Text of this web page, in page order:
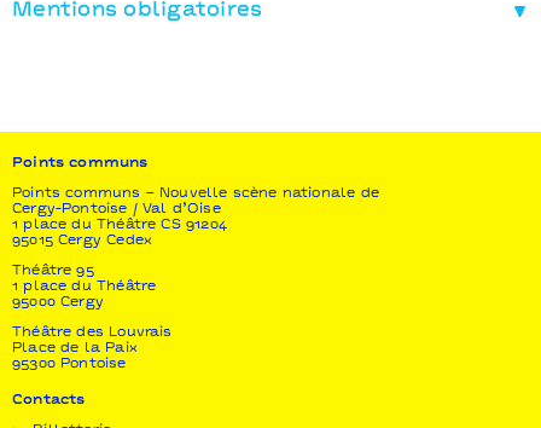
Mentions obligatoires
Coproduction T2G théâtre de Gennevilliers, centre
Avec la participation artistique du Jeune théâtre
national.
VITA NOVA est conventionnée par la DRAC – Île-de-
Le spectacle a été créé en mai 2018 pour L’autre
les élèves comédien·ne·s, scénographes-
Points communs
Points communs – Nouvelle scène nationale de
Cergy-Pontoise / Val d’Oise
1 place du Théâtre CS 91204
95015 Cergy Cedex
Théâtre 95
1 place du Théâtre
95000 Cergy
Théâtre des Louvrais
Place de la Paix
95300 Pontoise
Contacts